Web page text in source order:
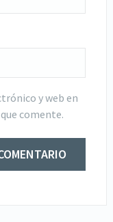
y web en
comente.